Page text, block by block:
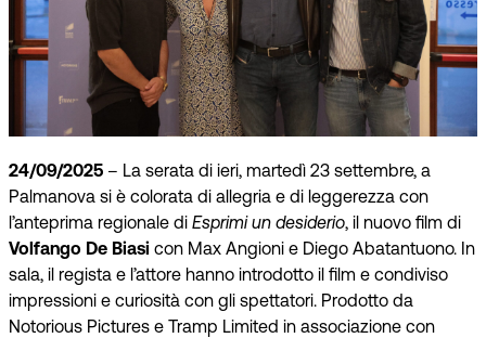
24/09/2025 – La serata di ieri, martedì 23 settembre, a
Palmanova si è colorata di allegria e di leggerezza con
l’anteprima regionale di Esprimi un desiderio, il nuovo film di
Volfango De Biasi con Max Angioni e Diego Abatantuono. In
sala, il regista e l’attore hanno introdotto il film e condiviso
impressioni e curiosità con gli spettatori. Prodotto da
Notorious Pictures e Tramp Limited in associazione con